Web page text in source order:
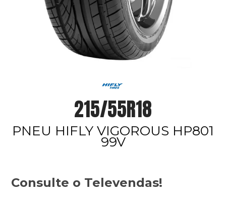
215/55R18
PNEU HIFLY VIGOROUS HP801
99V
Consulte o Televendas!